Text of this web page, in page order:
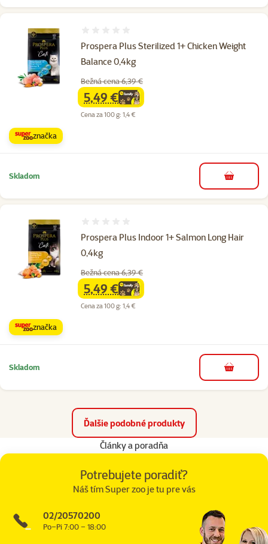
Prospera Plus Sterilized 1+ Chicken Weight
Balance 0,4kg
Bežná cena 6,39 €
familycena
5,49 €
Cena za 100 g: 1,4 €
značka
Skladom do košíka
Prospera Plus Indoor 1+ Salmon Long Hair
0,4kg
Bežná cena 6,39 €
familycena
5,49 €
Cena za 100 g: 1,4 €
značka
Skladom do košíka
Ďalšie podobné produkty
Články a poradňa
Potrebujete poradiť?
Náš tím Super zoo je tu pre vás
02/20570200
Po–Pi 7:00 – 18:00